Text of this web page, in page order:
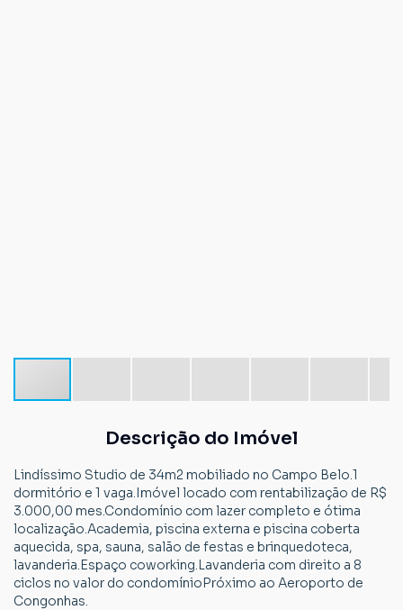
Descrição do Imóvel
Lindíssimo Studio de 34m2 mobiliado no Campo Belo.1
dormitório e 1 vaga.Imóvel locado com rentabilização de R$
3.000,00 mes.Condomínio com lazer completo e ótima
localização.Academia, piscina externa e piscina coberta
aquecida, spa, sauna, salão de festas e brinquedoteca,
lavanderia.Espaço coworking.Lavanderia com direito a 8
ciclos no valor do condomínioPróximo ao Aeroporto de
Congonhas.